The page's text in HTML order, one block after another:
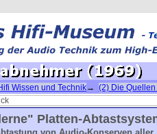
Wissen und Technik→ (2) Die Quellen
Platten-